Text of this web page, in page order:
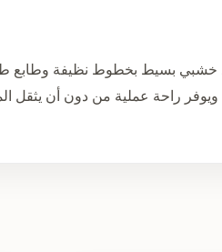
خشبي بسيط بخطوط نظيفة وطابع
ويوفر راحة عملية من دون أن يثقل